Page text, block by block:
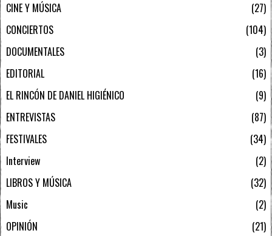
CINE Y MÚSICA
27
CONCIERTOS
104
DOCUMENTALES
3
EDITORIAL
16
EL RINCÓN DE DANIEL HIGIÉNICO
9
ENTREVISTAS
87
FESTIVALES
34
Interview
2
LIBROS Y MÚSICA
32
Music
2
OPINIÓN
21